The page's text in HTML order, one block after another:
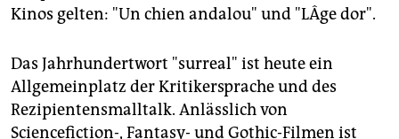
Kinos gelten: "Un chien andalou" und "LÂge dor".
Das Jahrhundertwort "surreal" ist heute ein
Allgemeinplatz der Kritikersprache und des
Rezipientensmalltalk. Anlässlich von
Sciencefiction-, Fantasy- und Gothic-Filmen ist